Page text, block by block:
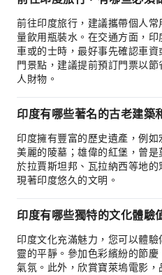
前往印度旅行，建議攜帶個人
量飲用瓶裝水。在交通方面，
車或的士時，最好事先確認車
門景點，建議提前預訂門票以
人財物。
印度有哪些著名的古老建築
印度擁有豐富的歷史遺產，例
美麗的陵墓；雄偉的紅堡，曾
於拉賈斯坦邦、瓦拉納西等地
現著印度悠久的文明。
印度有哪些獨特的文化體驗
印度文化充滿魅力，您可以體
靈的平靜。參加色彩繽紛的節
氣氛。此外，欣賞寶萊塢電影